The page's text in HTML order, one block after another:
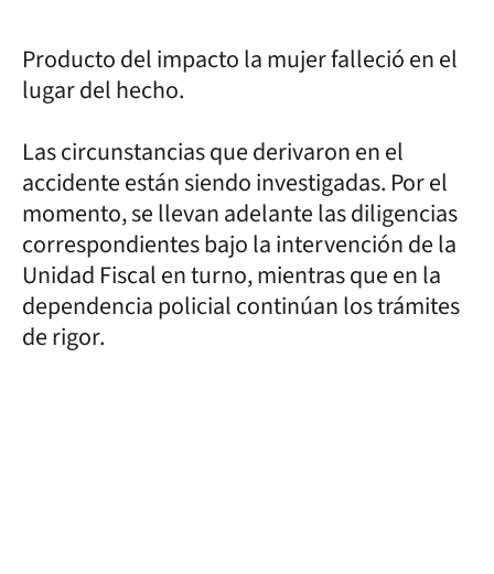
Producto del impacto la mujer falleció en el
lugar del hecho.
Las circunstancias que derivaron en el
accidente están siendo investigadas. Por el
momento, se llevan adelante las diligencias
correspondientes bajo la intervención de la
Unidad Fiscal en turno, mientras que en la
dependencia policial continúan los trámites
de rigor.